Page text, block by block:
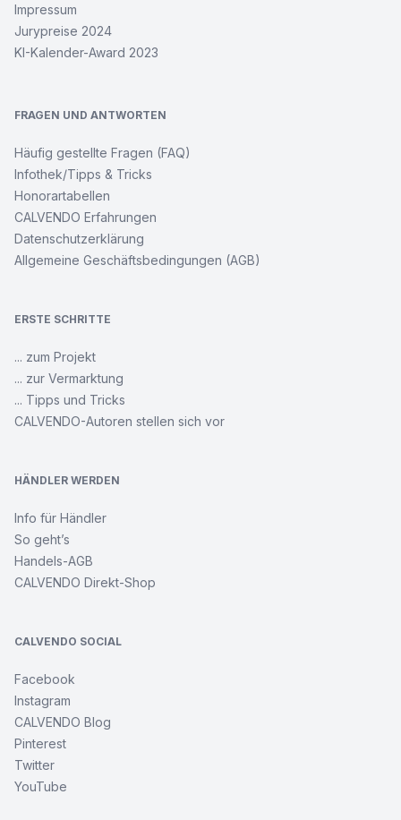
Impressum
Jurypreise 2024
KI-Kalender-Award 2023
FRAGEN UND ANTWORTEN
Häufig gestellte Fragen (FAQ)
Infothek/Tipps & Tricks
Honorartabellen
CALVENDO Erfahrungen
Datenschutzerklärung
Allgemeine Geschäftsbedingungen (AGB)
ERSTE SCHRITTE
... zum Projekt
... zur Vermarktung
... Tipps und Tricks
CALVENDO-Autoren stellen sich vor
HÄNDLER WERDEN
Info für Händler
So geht’s
Handels-AGB
CALVENDO Direkt-Shop
CALVENDO SOCIAL
Facebook
Instagram
CALVENDO Blog
Pinterest
Twitter
YouTube